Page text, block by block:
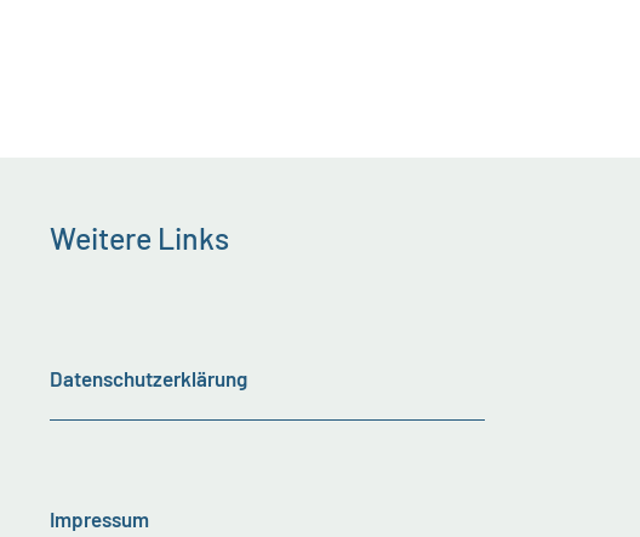
Weitere Links
Datenschutzerklärung
Impressum